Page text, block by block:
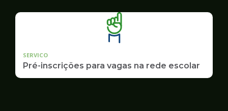
SERVICO
Pré-inscrições para vagas na rede escolar